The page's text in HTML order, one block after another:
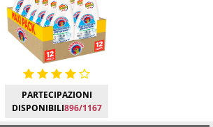
PARTECIPAZIONI
DISPONIBILI896/1167